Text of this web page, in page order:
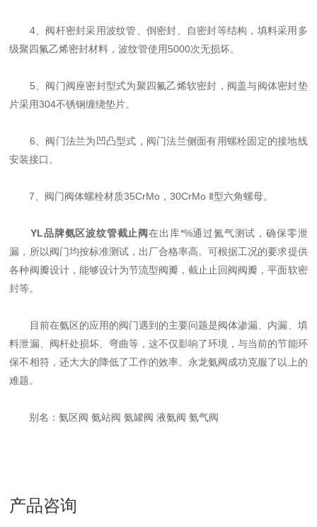
4、阀杆密封采用波纹管、倒密封、自密封等结构，填料采用多
级聚四氟乙烯密封材料，波纹管使用5000次无损坏。
5、阀门阀座密封型式为聚四氟乙烯软密封，阀盖与阀体密封垫
片采用304不锈钢缠绕垫片。
6、阀门法兰为凹凸型式，阀门法兰侧面有用螺栓固定的接地线
安装接口。
7、阀门阀体螺栓材质35CrMo，30CrMo Ⅱ型六角螺母。
YL品牌氨区波纹管截止阀在出库*%通过氮气测试，确保零泄
漏，所以阀门均按标准测试，出厂合格率高。可根据工况的要求提供
各种阀瓣设计，能够设计为节流型阀瓣，截止止回阀阀瓣，平面软密
封等。
目前在氨区的应用的阀门遇到的主要问题是阀体渗漏、内漏、填
料泄漏、阀杆处损坏、弯曲等，这不仅影响了环境，与当前的节能环
保不相符，还大大的降低了工作的效率。永龙氨阀成功克服了以上的
难题。
别名：氨区阀 氨站阀 氨罐阀 液氨阀 氨气阀
产品咨询